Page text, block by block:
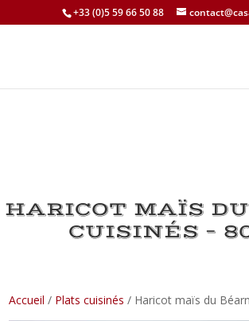
+33 (0)5 59 66 50 88
HARICOT MAÏS
CUISINÉS –
Accueil / Plats cuisinés / Haricot maïs du